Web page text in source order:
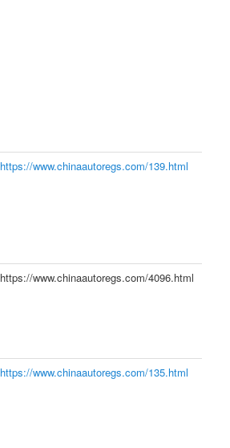
https://www.chinaautoregs.com/139.html
https://www.chinaautoregs.com/4096.html
https://www.chinaautoregs.com/135.html